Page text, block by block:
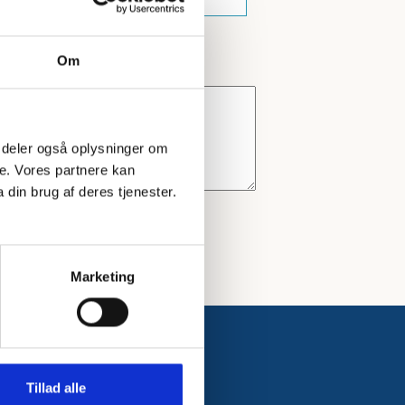
Om
også oplysninger om
Vores partnere kan
din brug af deres tjenester.
Marketing
Tillad alle